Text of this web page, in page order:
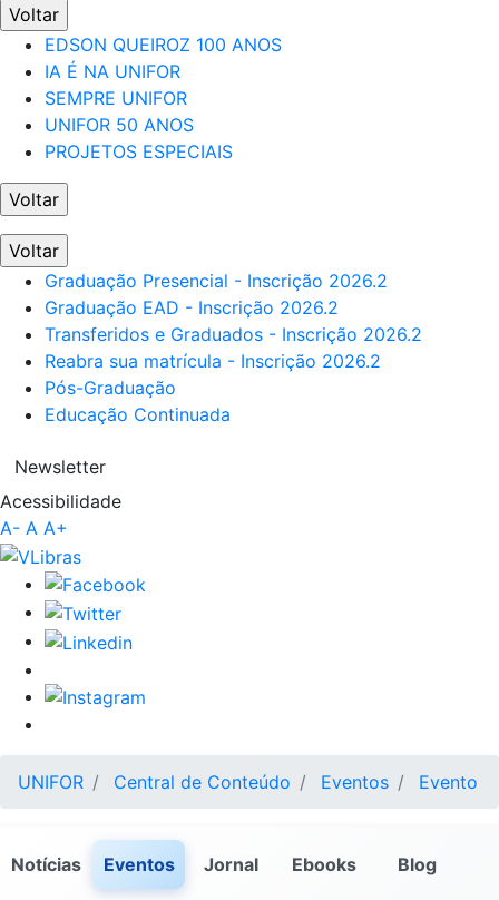
Voltar
EDSON QUEIROZ 100 ANOS
IA É NA UNIFOR
SEMPRE UNIFOR
UNIFOR 50 ANOS
PROJETOS ESPECIAIS
Voltar
Voltar
Graduação Presencial - Inscrição 2026.2
Graduação EAD - Inscrição 2026.2
Transferidos e Graduados - Inscrição 2026.2
Reabra sua matrícula - Inscrição 2026.2
Pós-Graduação
Educação Continuada
Newsletter
Acessibilidade
A- A A+
UNIFOR Central de Conteúdo Eventos Evento
Notícias Eventos Jornal Ebooks Blog